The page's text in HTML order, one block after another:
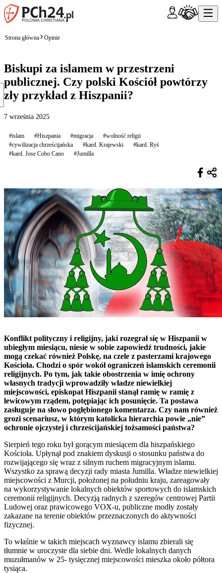
Strona główna Opinie
Biskupi za islamem w przestrzeni
publicznej. Czy polski Kościół powtórzy
zły przykład z Hiszpanii?
7 września 2025
#islam #Hiszpania #migracja
#wolność religii
#cywilizacja chrześcijańska
#kard. Krajewski
#kard. Ryś
#kard. Jose Cobo Cano
#Jumilla
Konflikt polityczny i religijny, jaki rozegrał się w Hiszpanii w
ubiegłym miesiącu, niesie w sobie zapowiedź trudności, jakie
mogą czekać również Polskę, na czele z pasterzami krajowego
Kościoła. Chodzi o spór wokół ograniczeń islamskich ceremonii
religijnych. Po tym, jak takie obostrzenia w imię ochrony
własnych tradycji wprowadziły władze niewielkiej
miejscowości, episkopat Hiszpanii stanął ramię w ramię z
lewicowym rządem, potępiając ich posunięcie. Ta postawa
zasługuje na słowo pogłębionego komentarza. Czy nam również
grozi scenariusz, w którym katolicka hierarchia powie „nie”
ochronie ojczystej i chrześcijańskiej tożsamości państwa?
Sierpień tego roku był gorącym miesiącem dla hiszpańskiego
Kościoła. Upłynął pod znakiem dyskusji o stosunku państwa do
rozwijającego się wraz z silnym ruchem migracyjnym islamu.
Wszystko za sprawą decyzji rady miasta Jumilla. Władze niewielkiej
miejscowości z Murcji, położonej na południu kraju, zareagowały
na wykorzystywanie lokalnych obiektów sportowych do islamskich
ceremonii religijnych. Decyzją radnych z szeregów centrowej Partii
Ludowej oraz prawicowego VOX-u, publiczne modły zostały
zakazane na terenie obiektów przeznaczonych do aktywności
fizycznej.
To właśnie w takich miejscach wyznawcy islamu zbierali się
tłumnie w uroczyste dla siebie dni. Wedle lokalnych danych
muzułmanów w 25- tysięcznej miejscowości mieszka około półtora
tysiąca.